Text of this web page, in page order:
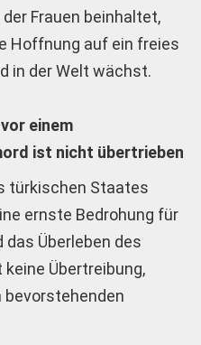
Frauen beinhaltet,
Hoffnung auf ein freies
in der Welt wächst.
einem
ist nicht übertrieben
türkischen Staates
ernste Bedrohung für
das Überleben des
Übertreibung,
bevorstehenden